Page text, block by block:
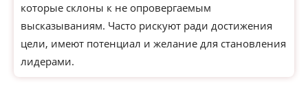
которые склоны к не опровергаемым
высказываниям. Часто рискуют ради достижения
цели, имеют потенциал и желание для становления
лидерами.